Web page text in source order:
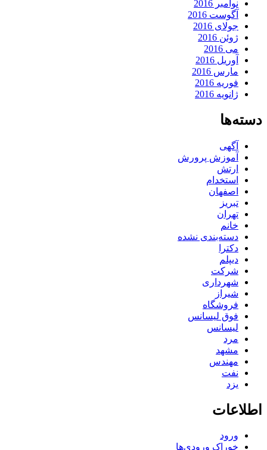
نوامبر 2016
آگوست 2016
جولای 2016
ژوئن 2016
می 2016
آوریل 2016
مارس 2016
فوریه 2016
ژانویه 2016
دسته‌ها
آگهی
آموزش پرورش
ارتش
استخدام
اصفهان
تبریز
تهران
خانم
دسته‌بندی نشده
دکترا
دیپلم
شرکت
شهرداری
شیراز
فروشگاه
فوق لیسانس
لیسانس
مرد
مشهد
مهندس
نفت
یزد
اطلاعات
ورود
خوراک ورودی‌ها